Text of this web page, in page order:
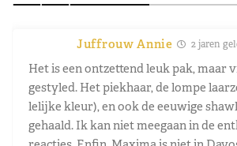
Juffrouw Annie 2 jaren
Het is een ontzettend leuk pak, maar
gestyled. Het piekhaar, de lompe
lelijke kleur), en ook de eeuwige
gehaald. Ik kan niet meegaan in de